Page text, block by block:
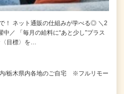
！ ネット通販の仕組みが学べる◎ ＼2
／ 「毎月の給料に“あと少し”プラス
目標〉を…
/栃木県内各地のご自宅 ※フルリモー